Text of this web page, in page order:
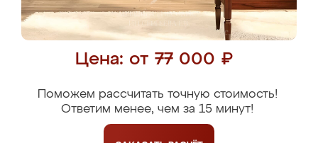
Цена: от 77 000 ₽
Поможем рассчитать точную стоимость!
Ответим менее, чем за 15 минут!